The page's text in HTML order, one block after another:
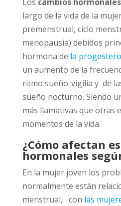
Los cambios hormonales
largo de la vida de la
premenstrual, ciclo
menopausia) debidos
hormona de la
un aumento de la
ritmo sueño-vigilia y de
sueño nocturno. Siendo
más llamativas que otras
momentos de la vida.
¿Cómo afectan
hormonales
En la mujer joven los
normalmente están
menstrual, con las